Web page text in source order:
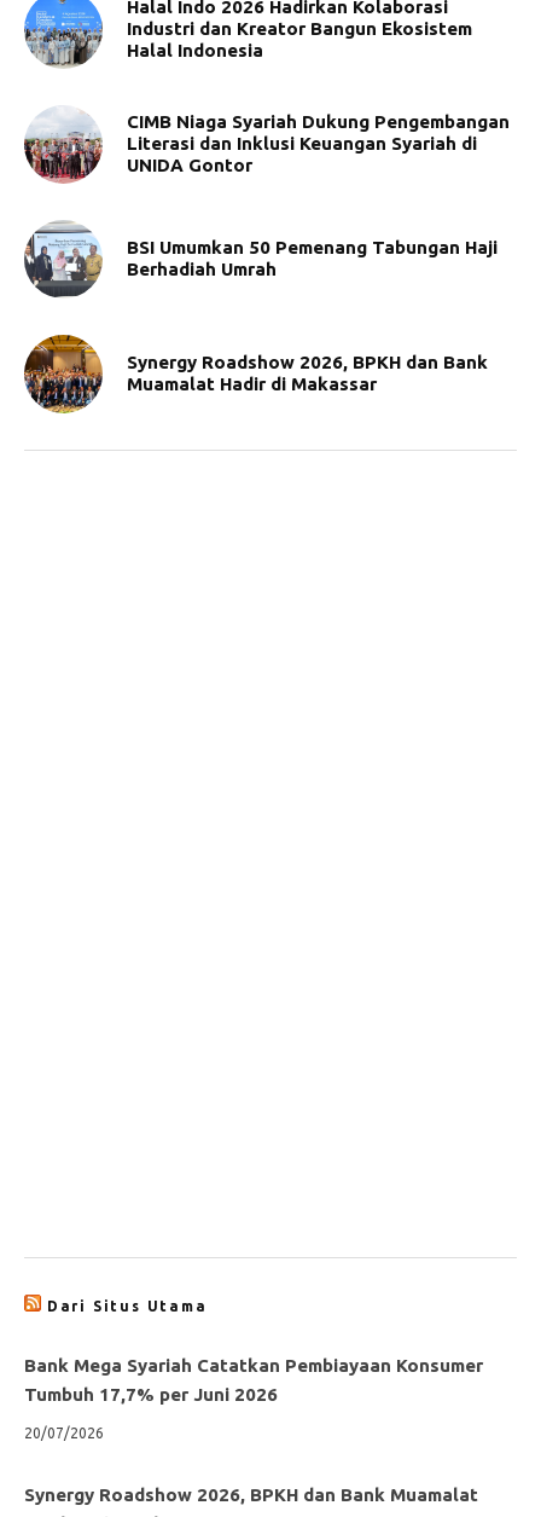
Halal Indo 2026 Hadirkan Kolaborasi
Industri dan Kreator Bangun Ekosistem
Halal Indonesia
CIMB Niaga Syariah Dukung Pengembangan
Literasi dan Inklusi Keuangan Syariah di
UNIDA Gontor
BSI Umumkan 50 Pemenang Tabungan Haji
Berhadiah Umrah
Synergy Roadshow 2026, BPKH dan Bank
Muamalat Hadir di Makassar
Dari Situs Utama
Bank Mega Syariah Catatkan Pembiayaan Konsumer
Tumbuh 17,7% per Juni 2026
20/07/2026
Synergy Roadshow 2026, BPKH dan Bank Muamalat